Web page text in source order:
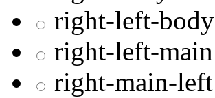
right-left-body
right-left-main
right-main-left